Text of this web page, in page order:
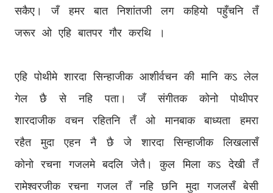
सकैए। जँ हमर बात निशांतजी लग कहियो पहुँचनि तँ
जरूर ओ एहि बातपर गौर करथि ।
एहि पोथीमे शारदा सिन्हाजीक आशीर्वचन की मानि कऽ लेल
गेल छै से नहि पता। जँ संगीतक कोनो पोथीपर
शारदाजीक वचन रहितनि तँ ओ मानबाक बाध्यता हमरा
रहैत मुदा एहन नै छै जे शारदा सिन्हाजीक लिखलासँ
कोनो रचना गजलमे बदलि जेतै। कुल मिला कऽ देखी तँ
रामेश्वरजीक रचना गजल तँ नहि छनि मुदा गजलसँ बेसी